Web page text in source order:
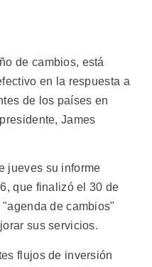
de cambios, está
en la respuesta a
de los países en
James
jueves su informe
que finalizó el 30 de
de cambios"
sus servicios.
flujos de inversión